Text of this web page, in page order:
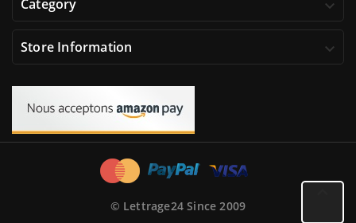
Category 
Store Information 
© Lettrage24 Since 2009